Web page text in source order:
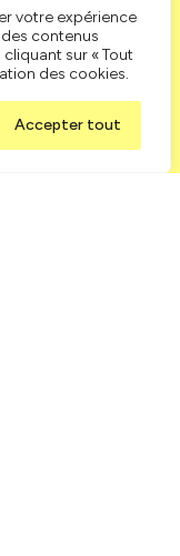
votre expérience
contenus
sur « Tout
des cookies.
Accepter tout
efficaces.
et nous
projets, et les